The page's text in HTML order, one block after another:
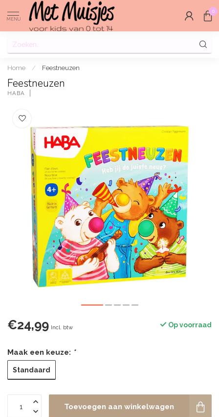
MENU
0
Home / Feestneuzen
Feestneuzen
HABA
€24,99 Incl. btw Op voorraad
Maak een keuze: *
Standaard
Toevoegen aan winkelwagen